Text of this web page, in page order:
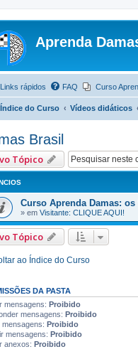
Aprenda
Links rápidos FAQ Curso
Índice do Curso Vídeos didáticos
Brasil
Tópico
Curso Aprenda Damas:
» em Visitante: CLIQUE AQUI!
Tópico
ao Índice do Curso
DA PASTA
mensagens: Proibido
mensagens: Proibido
mensagens: Proibido
mensagens: Proibido
anexos: Proibido